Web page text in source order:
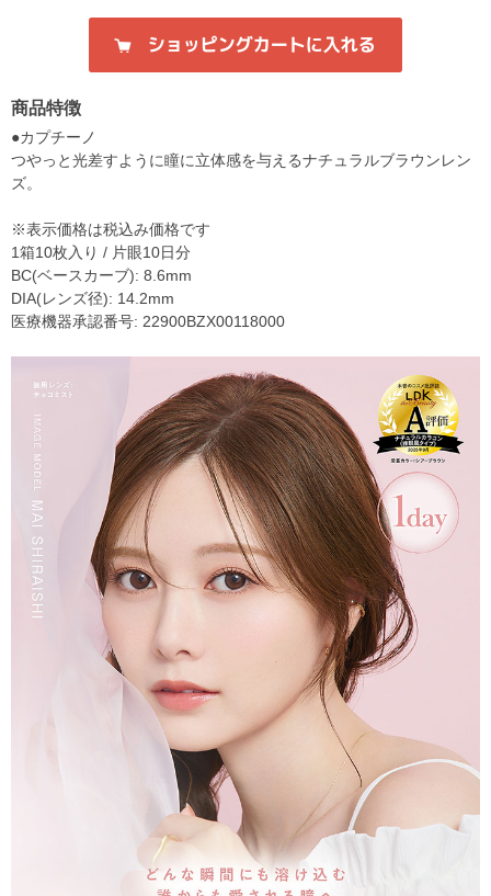
商品特徴
●カプチーノ
つやっと光差すように瞳に立体感を与えるナチュラルブラウンレン
ズ。
※表示価格は税込み価格です
1箱10枚入り / 片眼10日分
BC(ベースカーブ): 8.6mm
DIA(レンズ径): 14.2mm
医療機器承認番号: 22900BZX00118000